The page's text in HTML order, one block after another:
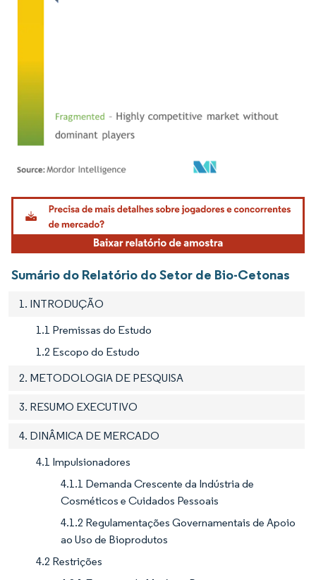
Imagem © Mordor Intelligence. O reuso requer atribuição conforme CC BY 4.0.
Sumário do Relatório do Setor de Bio-Cetonas
1. INTRODUÇÃO
1.1 Premissas do Estudo
1.2 Escopo do Estudo
2. METODOLOGIA DE PESQUISA
3. RESUMO EXECUTIVO
4. DINÂMICA DE MERCADO
4.1 Impulsionadores
4.1.1 Demanda Crescente da Indústria de
Cosméticos e Cuidados Pessoais
4.1.2 Regulamentações Governamentais de Apoio
ao Uso de Bioprodutos
4.2 Restrições